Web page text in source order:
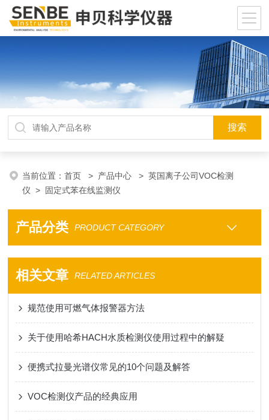
当前位置：首页 > 产品中心 >英国离子公司VOC检测
仪 > 固定式苯在线监测仪
产品分类 PRODUCT CATEGORY
相关文章 RELATED ARTICLES
规范使用可燃气体报警器方法
关于使用哈希HACH水质检测仪使用过程中的解疑
便携式拉曼光谱仪常见的10个问题及解答
VOC检测仪产品的经典应用